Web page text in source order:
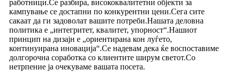
работници.Се разбира, висококвалитетни објекти за
кампување се достапни по конкурентни цени.Сега сите
сакаат да ги задоволат вашите потреби.Нашата деловна
политика е „интегритет, квалитет, упорност“.Нашиот
принцип на дизајн е „ориентирана кон луѓето,
континуирана иновација“.Се надевам дека ќе воспоставиме
долгорочна соработка со клиентите ширум светот.Со
нетрпение ја очекуваме вашата посета.